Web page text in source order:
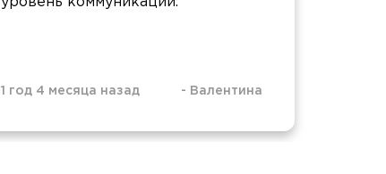
1 год 4 месяца назад - Валентина